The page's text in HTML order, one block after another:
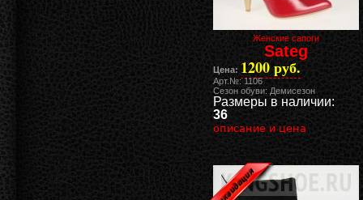
Женские сапоги
Sateg
Цена: 1200 руб.
Арт.№: 1106
Сезон обуви: Демисезон
Размеры в наличии:
36
описание и цена